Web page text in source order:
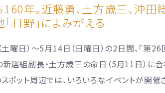
160年。近藤勇、土方歳三、沖
日野」によみがえる
曜日）～5月14日（日曜日）の2日間、「第
新選組副長・土方歳三の命日（5月11日）に
ポット周辺では、いろいろなイベントが開催